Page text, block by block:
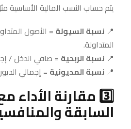
يتم حساب النسب المالية الأساسية
📍 نسبة السيولة = الأصول
المتداولة.
📍 نسبة الربحية= صافي الدخل /
📍 نسبة المديونية = إجمالي
3️⃣ مقارنة الأداء
السابقة